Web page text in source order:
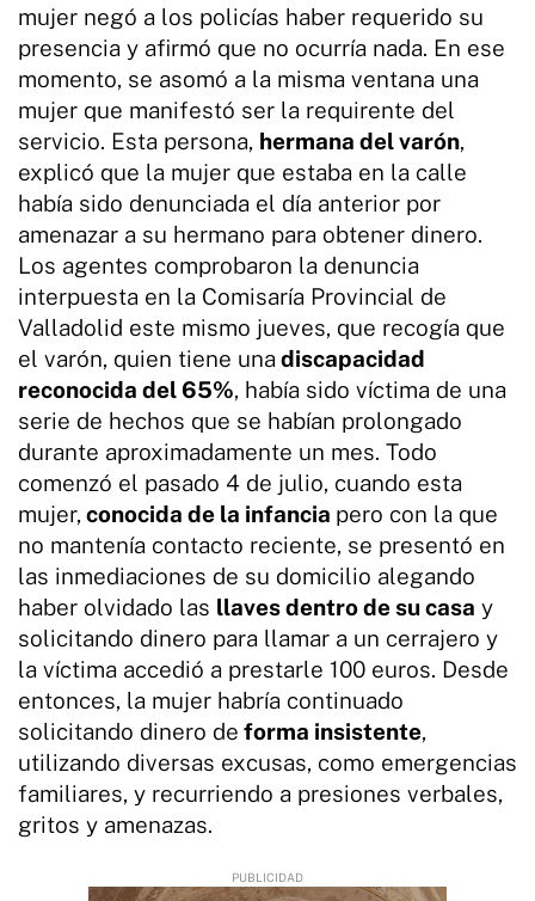
mujer negó a los policías haber requerido su
presencia y afirmó que no ocurría nada. En ese
momento, se asomó a la misma ventana una
mujer que manifestó ser la requirente del
servicio. Esta persona, hermana del varón,
explicó que la mujer que estaba en la calle
había sido denunciada el día anterior por
amenazar a su hermano para obtener dinero.
Los agentes comprobaron la denuncia
interpuesta en la Comisaría Provincial de
Valladolid este mismo jueves, que recogía que
el varón, quien tiene una discapacidad
reconocida del 65%, había sido víctima de una
serie de hechos que se habían prolongado
durante aproximadamente un mes. Todo
comenzó el pasado 4 de julio, cuando esta
mujer, conocida de la infancia pero con la que
no mantenía contacto reciente, se presentó en
las inmediaciones de su domicilio alegando
haber olvidado las llaves dentro de su casa y
solicitando dinero para llamar a un cerrajero y
la víctima accedió a prestarle 100 euros. Desde
entonces, la mujer habría continuado
solicitando dinero de forma insistente,
utilizando diversas excusas, como emergencias
familiares, y recurriendo a presiones verbales,
gritos y amenazas.